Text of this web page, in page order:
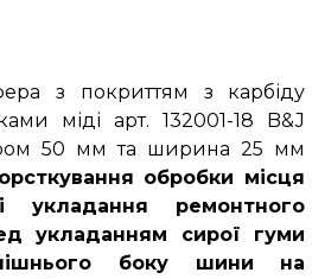
з покриттям з карбіду
міді арт. 132001-18 B&J
50 мм та ширина 25 мм
обробки місця
укладання ремонтного
укладанням сирої гуми
боку шини на